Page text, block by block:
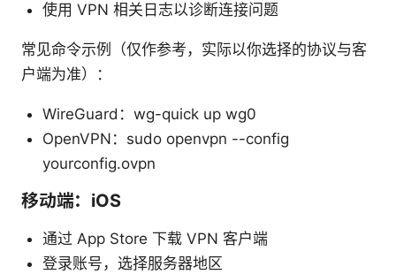
使用 VPN 相关日志以诊断连接问题
常见命令示例（仅作参考，实际以你选择的协议与客
户端为准）：
WireGuard：wg-quick up wg0
OpenVPN：sudo openvpn --config
yourconfig.ovpn
移动端：iOS
通过 App Store 下载 VPN 客户端
登录账号，选择服务器地区